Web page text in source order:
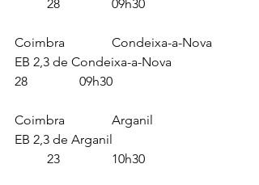
	28		09h30
Coimbra		Condeixa-a-Nova
EB 2,3 de Condeixa-a-Nova
28		09h30
Coimbra		Arganil
EB 2,3 de Arganil
	23		10h30